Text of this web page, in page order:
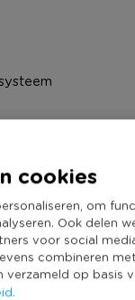
cookies
om
Ook delen
voor social
combineren
op basis